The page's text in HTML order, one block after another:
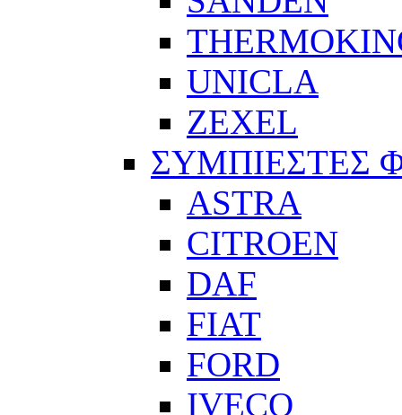
UNICLA
ZEXEL
ΣΥΜΠΙΕΣΤΕΣ
ASTRA
CITROEN
DAF
FIAT
FORD
IVECO